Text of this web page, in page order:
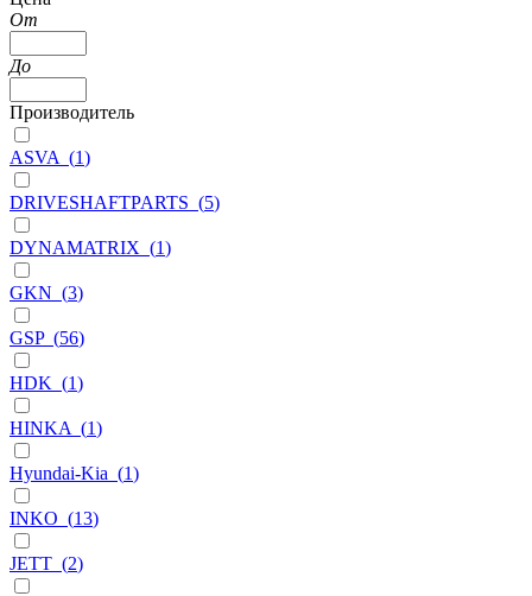
От
До
Производитель
ASVA (1)
DRIVESHAFTPARTS (5)
DYNAMATRIX (1)
GKN (3)
GSP (56)
HDK (1)
HINKA (1)
Hyundai-Kia (1)
INKO (13)
JETT (2)